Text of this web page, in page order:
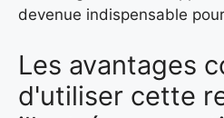
devenue indispensable
Les avantages
d'utiliser cette